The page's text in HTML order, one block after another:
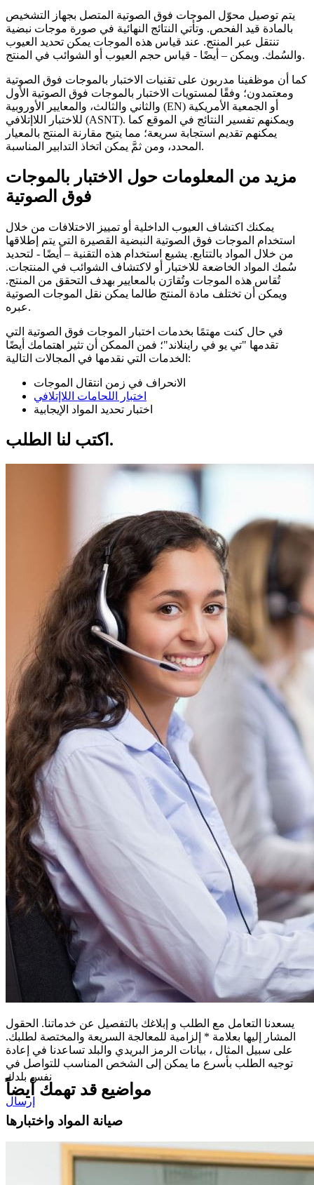
يتم توصيل محوّل الموجات فوق الصوتية المتصل بجهاز التشخيص
بالمادة قيد الفحص. وتأتي النتائج النهائية في صورة موجات نبضية
تنتقل عبر المنتج. عند قياس هذه الموجات يمكن تحديد العيوب
والسُمك. ويمكن – أيضًا - قياس حجم العيوب أو الشوائب في المنتج.
كما أن موظفينا مدربون على تقنيات الاختبار بالموجات فوق الصوتية
ومعتمدون؛ وفقًا لمستويات الاختبار بالموجات فوق الصوتية الأول
والثاني والثالث، والمعايير الأوروبية (EN) أو الجمعية الأمريكية
للاختبار اللاإتلافي (ASNT). ويمكنهم تفسير النتائج في الموقع كما
يمكنهم تقديم استجابة سريعة؛ مما يتيح مقارنة المنتج بالمعيار
المحدد، ومن ثمَّ يمكن اتخاذ التدابير المناسبة.
مزيد من المعلومات حول الاختبار بالموجات
فوق الصوتية
يمكنك اكتشاف العيوب الداخلية أو تمييز الاختلافات من خلال
استخدام الموجات فوق الصوتية النبضية القصيرة التي يتم إطلاقها
من خلال المواد بالتتابع. يشيع استخدام هذه التقنية – أيضًا - لتحديد
سُمك المواد الخاضعة للاختبار أو لاكتشاف الشوائب في المنتجات.
تُقاس هذه الموجات وتُقارَن بالمعايير بهدف التحقق من المنتج.
ويمكن أن تختلف مادة المنتج طالما يمكن نقل الموجات الصوتية
عبره.
في حال كنت مهتمًا بخدمات اختبار الموجات فوق الصوتية التي
تقدمها "تي يو في راينلاند"؛ فمن الممكن أن تثير اهتمامك أيضًا
الخدمات التي نقدمها في المجالات التالية:
الانحراف في زمن انتقال الموجات
اختبار اللحامات اللاإتلافي
اختبار تحديد المواد الإيجابية
اكتب لنا الطلب.
يسعدنا التعامل مع الطلب و إبلاغك بالتفصيل عن خدماتنا. الحقول
المشار إليها بعلامة * إلزامية للمعالجة السريعة والمختصة لطلبك.
على سبيل المثال ، بيانات الرمز البريدي والبلد تساعدنا في إعادة
توجيه الطلب بأسرع ما يمكن إلى الشخص المناسب للتواصل في
نفس بلدك
إرسال
مواضيع قد تهمك أيضاً
صيانة المواد واختبارها